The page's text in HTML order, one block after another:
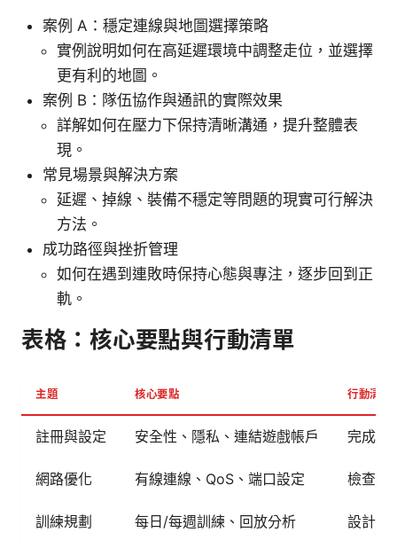
案例 A：穩定連線與地圖選擇策略
實例說明如何在高延遲環境中調整走位，並選擇
更有利的地圖。
案例 B：隊伍協作與通訊的實際效果
詳解如何在壓力下保持清晰溝通，提升整體表
現。
常見場景與解決方案
延遲、掉線、裝備不穩定等問題的現實可行解決
方法。
成功路徑與挫折管理
如何在遇到連敗時保持心態與專注，逐步回到正
軌。
表格：核心要點與行動清單
主題 核心要點 行動清單
註冊與設定 安全性、隱私、連結遊戲帳戶 完成雙
網路優化 有線連線、QoS、端口設定 檢查網
訓練規劃 每日/每週訓練、回放分析 設計訓